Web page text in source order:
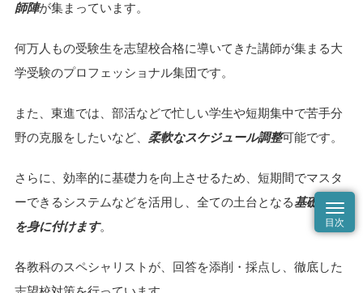
師陣が集まっています。
何万人もの受験生を志望校合格に導いてきた講師が集まる大
学受験のプロフェッショナル集団です。
また、東進では、部活などで忙しい学生や短期集中で苦手分
野の克服をしたいなど、 柔軟なスケジュール調整可能です。
さらに、効率的に基礎力を向上させるため、短期間でマスタ
ーできるシステムなどを活用し、全ての土台となる基礎学力
を身に付けます。
各教科のスペシャリストが、回答を添削・採点し、徹底した